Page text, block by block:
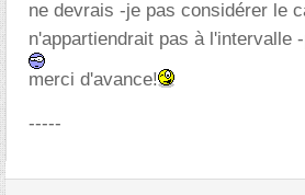
ne devrais -je pas considérer le
n'appartiendrait pas à l'intervalle
merci d'avance!
-----